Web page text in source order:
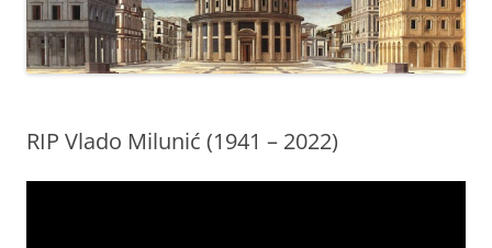
RIP Vlado Milunić (1941 – 2022)